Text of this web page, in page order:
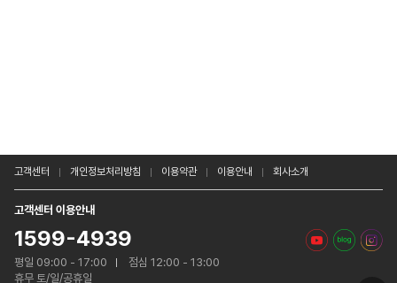
고객센터 개인정보처리방침 이용약관 이용안내 회사소개
고객센터 이용안내
1599-4939
평일 09:00 - 17:00
점심 12:00 - 13:00
휴무 토/일/공휴일